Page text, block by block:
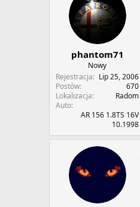
phantom71
Nowy
Rejestracja
Lip 25, 2006
Postów
670
Lokalizacja
Radom
Auto
AR 156 1.8TS 16V
10.1998